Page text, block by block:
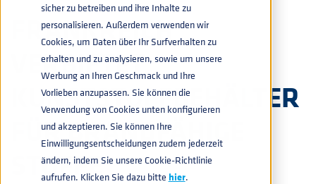
sicher zu betreiben und ihre Inhalte zu
personalisieren. Außerdem verwenden wir
Cookies, um Daten über Ihr Surfverhalten zu
erhalten und zu analysieren, sowie um unsere
Werbung an Ihren Geschmack und Ihre
Vorlieben anzupassen. Sie können die
Verwendung von Cookies unten konfigurieren
und akzeptieren. Sie können Ihre
Einwilligungsentscheidungen zudem jederzeit
ändern, indem Sie unsere Cookie-Richtlinie
aufrufen. Klicken Sie dazu bitte hier.
FRANKREICH
VERBIETET
KUNSTSTOFFBEHÄLTER
FÜR BRANDFÄHIGE
STOFFE